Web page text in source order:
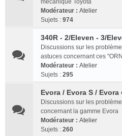
mécanique Toyota
Modérateur : Atelier
Sujets : 974
340R - 2/Eleven - 3/
Discussions sur les
astuces concernant ces
Modérateur : Atelier
Sujets : 295
Evora / Evora S / Evora
Discussions sur les
concernant la gamme Evora
Modérateur : Atelier
Sujets : 260